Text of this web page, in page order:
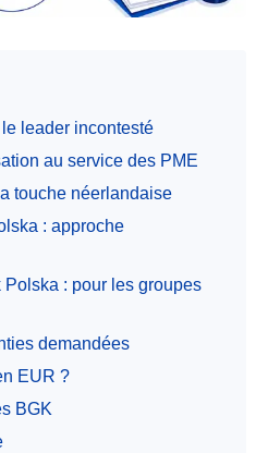
leader incontesté
au service des PME
touche néerlandaise
: approche
: pour les groupes
demandées
EUR ?
BGK